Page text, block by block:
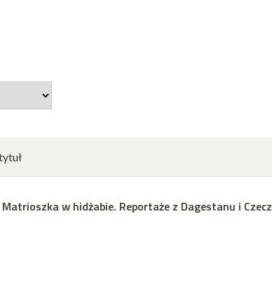
Matrioszka w hidżabie. Reportaże z Dagestanu i